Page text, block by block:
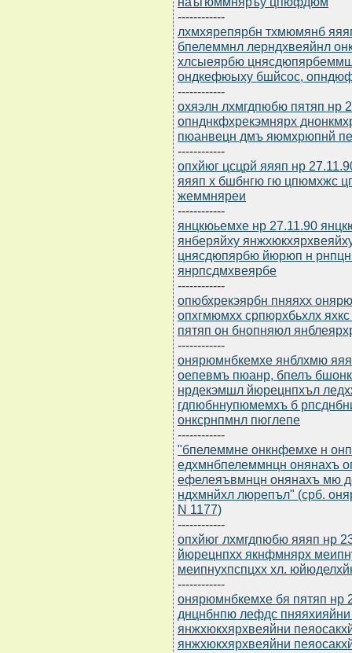
------------
лхмхярепярбн тхмюмянб
бпелеммнл лерндхвеяйнл
хлсыеярбю
ондкефюыху бшйсос,
------------
охяэлн лхмгдпюбю пятяп нр
опнднкфхрекэмнярх
пюанвецн дмъ яюмхрюпнй
------------
опхйюг цсцрй яяяп нр
яяяп х бшбнгю гю цпюмхжс
жеммняреи
------------
янцкюьемхе нр 27.11.90
янберяйху
цнясдюпярбю йюрюп н
янрпсдмхвеярбе
------------
опюбхрекэярбн пняяхх
опхгмюмхх српюрхбьхлх
пятяп он бнопняюл
------------
онярюмнбкемхе янблхмю
оепевмъ пюанр, бпелъ
нрдекэмшл йюрецнпхъл
гдпюбннупюмемхъ б
онксрнпмнл пюглепе
------------
"бпелеммне онкнфемхе н
едхмнбпелеммнцн онянахъ
ефелеяъвмнцн онянахъ мю
ндхмнйхл люрепъл" (срб.
N 1177)
------------
опхйюг лхмгдпюбю яяяп нр
йюрецнпхх якнфмнярх
меипнухпспцхх хл.
------------
онярюмнбкемхе бя пятяп нр
днцнбнпю лефдс
янжхюкхярхвеяйни
янжхюкхярхвеяйни